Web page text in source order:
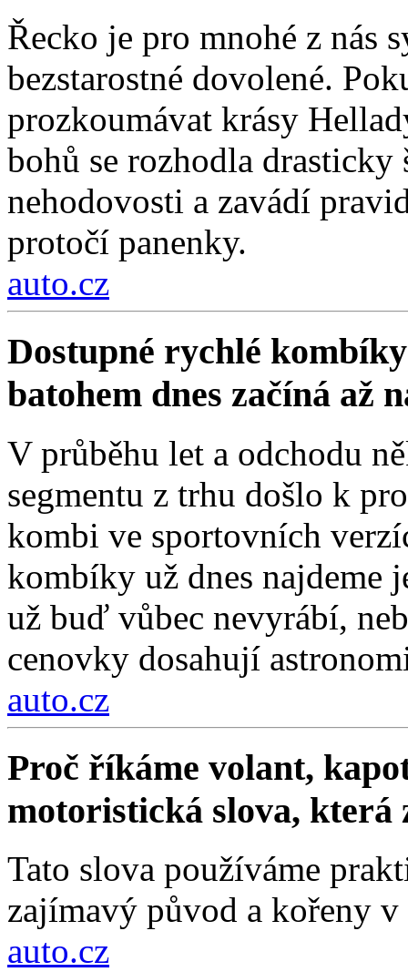
Řecko je pro mnohé z nás
bezstarostné dovolené.
prozkoumávat krásy
bohů se rozhodla
nehodovosti a zavádí
protočí panenky.
auto.cz
Dostupné rychlé
batohem dnes začíná až
V průběhu let a odchodu
segmentu z trhu došlo k
kombi ve sportovních
kombíky už dnes najdeme
už buď vůbec nevyrábí,
cenovky dosahují
auto.cz
Proč říkáme volant,
motoristická slova, která
Tato slova používáme
zajímavý původ a kořeny
auto.cz